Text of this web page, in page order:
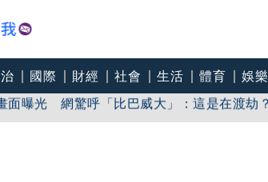
國際 財經 社會 生活 體育 娛樂
面曝光 網驚呼「比巴威大」：這是在渡劫？
中國疫苗、卻搶打AZ